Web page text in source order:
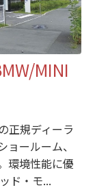
MINI
正規ディーラ
ールーム、
環境性能に優
ド・モ...